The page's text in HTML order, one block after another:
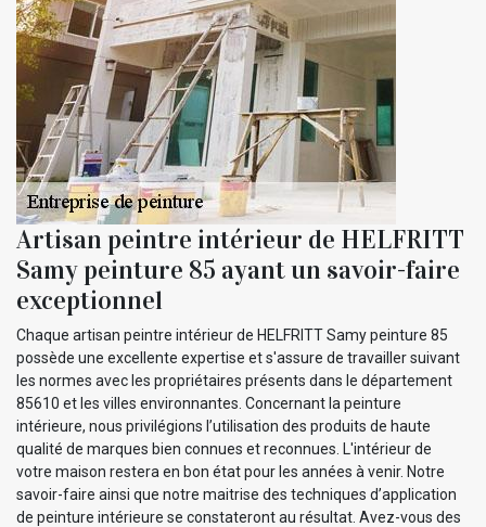
Artisan peintre intérieur de HELFRITT
Samy peinture 85 ayant un savoir-faire
exceptionnel
Chaque artisan peintre intérieur de HELFRITT Samy peinture 85
possède une excellente expertise et s'assure de travailler suivant
les normes avec les propriétaires présents dans le département
85610 et les villes environnantes. Concernant la peinture
intérieure, nous privilégions l’utilisation des produits de haute
qualité de marques bien connues et reconnues. L'intérieur de
votre maison restera en bon état pour les années à venir. Notre
savoir-faire ainsi que notre maitrise des techniques d’application
de peinture intérieure se constateront au résultat. Avez-vous des